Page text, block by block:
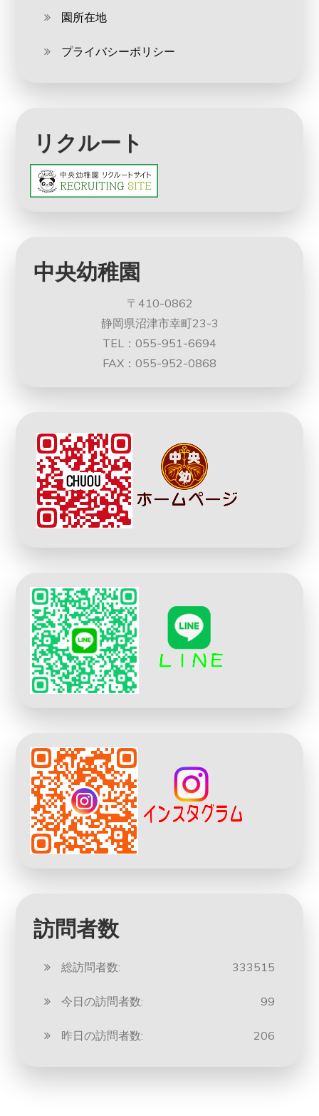
園所在地
プライバシーポリシー
リクルート
中央幼稚園
〒410-0862
静岡県沼津市幸町23-3
TEL：055-951-6694
FAX：055-952-0868
訪問者数
333515
総訪問者数:
99
今日の訪問者数:
206
昨日の訪問者数: